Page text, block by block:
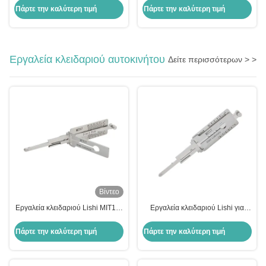
ξεκλείδωμα χρηματοκιβωτίων
Πάρτε την καλύτερη τιμή
επισκευή ασφαλούς κλειδαριού
Πάρτε την καλύτερη τιμή
Εργαλεία κλειδαριού αυτοκινήτου Δείτε περισσότερων > >
Βίντεο
Εργαλεία κλειδαριού Lishi MIT17-
ανοιχτήρα κλειδαριού Mitsubishi
Πάρτε την καλύτερη τιμή
Εργαλεία κλειδαριού Lishi για
2 σε 1 Εργαλεία κλειδαριού Lishi
Πάρτε την καλύτερη τιμή